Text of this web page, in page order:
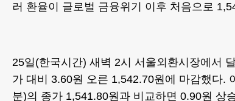
러 환율이 글로벌 금융위기 이후 처음으로
25일(한국시간) 새벽 2시 서울외환시장에서
가 대비 3.60원 오른 1,542.70원에 마감했다.
분)의 종가 1,541.80원과 비교하면 0.90원 상